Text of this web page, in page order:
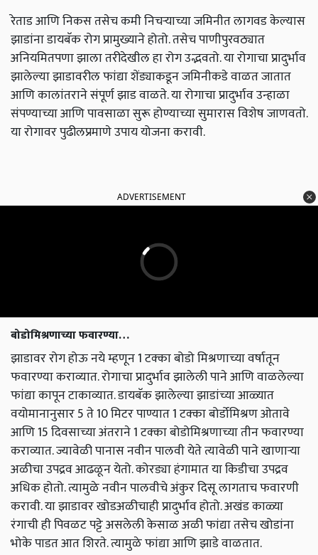
रेताड आणि निकस तसेच कमी निचर्‍याच्या जमिनीत लागवड केल्यास
झाडांना डायबॅक रोग प्रामुख्याने होतो. तसेच पाणीपुरवठ्यात
अनियमितपणा झाला तरीदेखील हा रोग उद्भवतो. या रोगाचा प्रादुर्भाव
झालेल्या झाडावरील फांद्या शेंड्याकडून जमिनीकडे वाळत जातात
आणि कालांतराने संपूर्ण झाड वाळते. या रोगाचा प्रादुर्भाव उन्हाळा
संपण्याच्या आणि पावसाळा सुरू होण्याच्या सुमारास विशेष जाणवतो.
या रोगावर पुढीलप्रमाणे उपाय योजना करावी.
ADVERTISEMENT
बोडोमिश्रणाच्या फवारण्या…
झाडावर रोग होऊ नये म्हणून 1टक्का बोडो मिश्रणाच्या वर्षातून
फवारण्या कराव्यात. रोगाचा प्रादुर्भाव झालेली पाने आणि वाळलेल्या
फांद्या कापून टाकाव्यात. डायबॅक झालेल्या झाडांच्या आळ्यात
वयोमानानुसार5ते10मिटर पाण्यात1टक्का बोर्डोमिश्रण ओतावे
आणि15दिवसाच्या अंतराने1टक्का बोडोमिश्रणाच्या तीन फवारण्या
कराव्यात. ज्यावेळी पानास नवीन पालवी येते त्यावेळी पाने खाणार्‍या
अळीचा उपद्रव आढळून येतो. कोरड्या हंगामात या किडीचा उपद्रव
अधिक होतो. त्यामुळे नवीन पालवीचे अंकुर दिसू लागताच फवारणी
करावी. या झाडावर खोडअळीचाही प्रादुर्भाव होतो. अखंड काळ्या
रंगाची ही पिवळट पट्टे असलेली केसाळ अळी फांद्या तसेच खोडांना
भोके पाडत आत शिरते. त्यामुळे फांद्या आणि झाडे वाळतात.